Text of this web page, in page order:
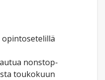
nonstop-
toukokuun